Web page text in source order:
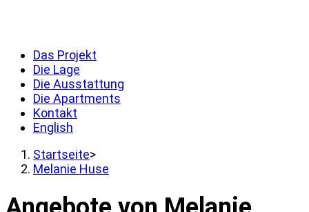
Das Projekt
Die Lage
Die Ausstattung
Die Apartments
Kontakt
English
Startseite>
Melanie Huse